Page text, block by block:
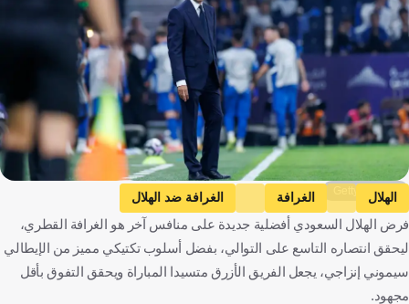
Getty Images
الهلال الغرافة
الغرافة ضد الهلال
دوري أبطال آسيا النخبة
النجمة ضد الهلال
النجمة
دوري روشن السعودي
سيموني إنزاجي
المملكة العربية السعودية
قطر
إيطاليا كرة قدم
فرض الهلال السعودي أفضلية جديدة على منافس آخر هو الغرافة القطري،
ليحقق انتصاره التاسع على التوالي، بفضل أسلوب تكتيكي مميز من الإيطالي
سيموني إنزاجي، يجعل الفريق الأزرق متسيدا المباراة ويحقق التفوق بأقل
مجهود.